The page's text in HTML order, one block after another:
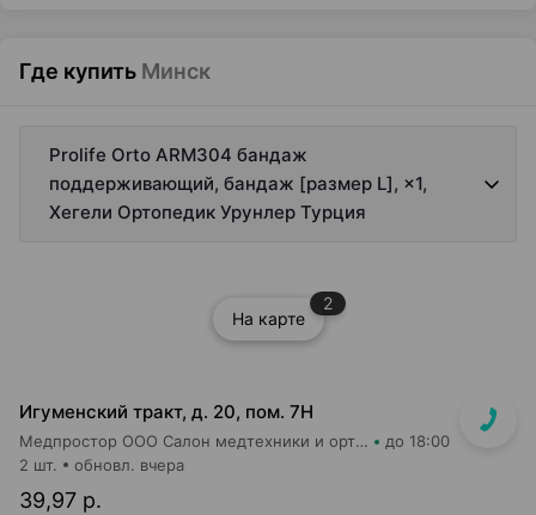
Где купить Минск
Prolife Orto ARM304 бандаж
поддерживающий, бандаж [размер L], ×1,
Хегели Ортопедик Урунлер Турция
На карте
2
Игуменский тракт, д. 20, пом. 7Н
Медпростор ООО Салон медтехники и ортопедии №4 до 18:00
39,97 р.
2 шт. обновл. вчера